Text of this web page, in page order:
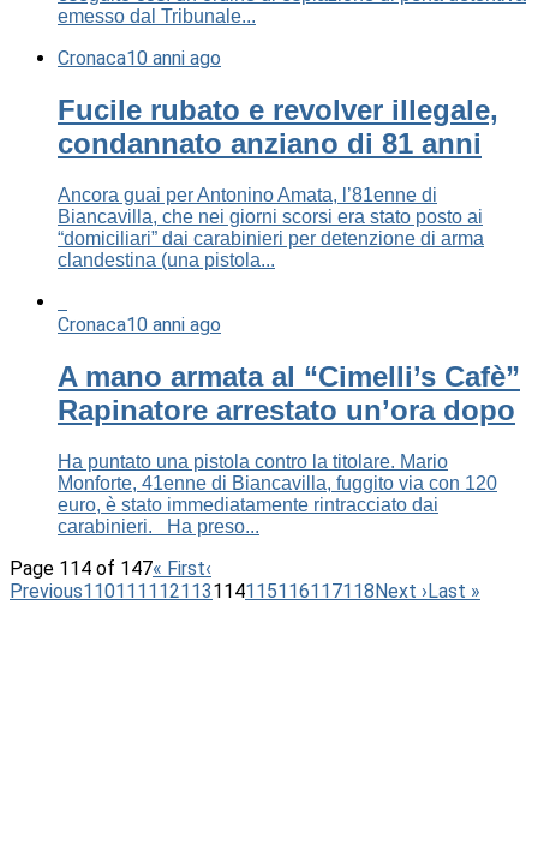
emesso dal Tribunale...
Cronaca10 anni ago
Fucile rubato e revolver illegale,
condannato anziano di 81 anni
Ancora guai per Antonino Amata, l’81enne di
Biancavilla, che nei giorni scorsi era stato posto ai
“domiciliari” dai carabinieri per detenzione di arma
clandestina (una pistola...
Cronaca10 anni ago
A mano armata al “Cimelli’s Cafè”
Rapinatore arrestato un’ora dopo
Ha puntato una pistola contro la titolare. Mario
Monforte, 41enne di Biancavilla, fuggito via con 120
euro, è stato immediatamente rintracciato dai
carabinieri. Ha preso...
Page 114 of 147« First‹
Previous110111112113114115116117118Next ›Last »